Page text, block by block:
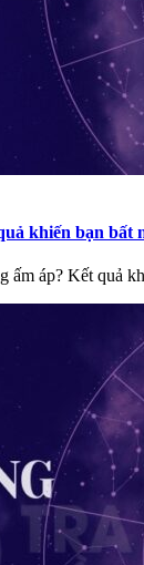
khiến bạn bất
ấm áp? Kết quả